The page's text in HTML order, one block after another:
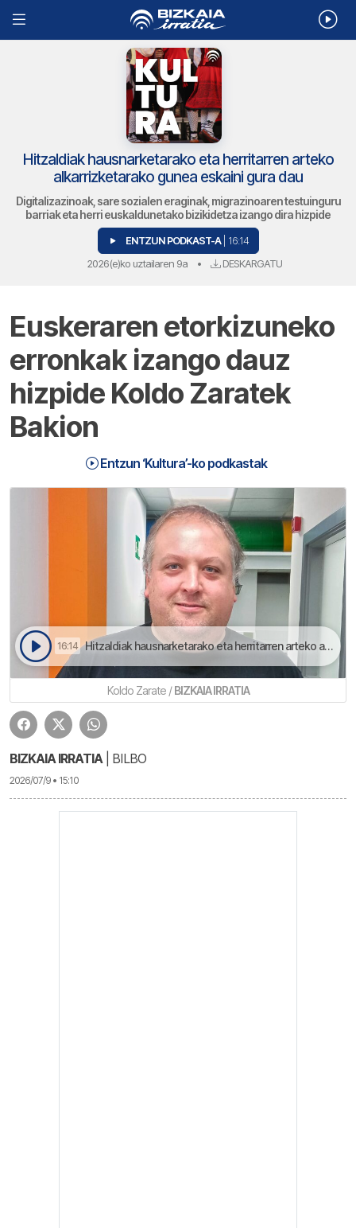
Hitzaldiak hausnarketarako eta herritarren arteko
alkarrizketarako gunea eskaini gura dau
Digitalizazinoak, sare sozialen eraginak, migrazinoaren testuinguru
barriak eta herri euskaldunetako bizikidetza izango dira hizpide
ENTZUN PODKAST-A | 16:14
2026(e)ko uztailaren 9a • DESKARGATU
Euskeraren etorkizuneko
erronkak izango dauz
hizpide Koldo Zaratek
Bakion
Entzun ‘Kultura’-ko podkastak
16:14 Hitzaldiak hausnarketarako eta herritarren arteko alkarrizketarako gunea eskaini gura dau | Kultura
Koldo Zarate /BIZKAIA IRRATIA
BIZKAIA IRRATIA| BILBO
2026/07/9 • 15:10